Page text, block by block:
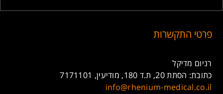
פרטי התקשרות
רניום מדיקל
כתובת: הסתת 20, ת.ד 180, מודיעין, 7171101
info@rhenium-medical.co.il